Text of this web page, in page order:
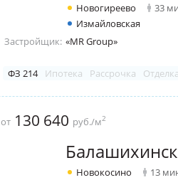
Новогиреево
33
Измайловская
Застройщик: «MR Group»
ФЗ 214 Ипотека Рассрочка
от 130 640 руб./м2
Новокосино
13